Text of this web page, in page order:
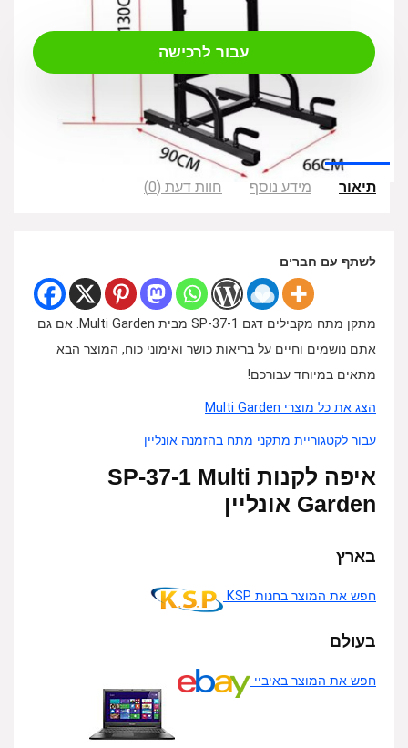
עבור לרכישה
תיאור מידע נוסף חוות דעת (0)
לשתף עם חברים
מתקן מתח מקבילים דגם SP-37-1 מבית Multi Garden. אם גם
אתם נושמים וחיים על בריאות כושר ואימוני כוח, המוצר הבא
מתאים במיוחד עבורכם!
הצג את כל מוצרי Multi Garden
עבור לקטגוריית מתקני מתח בהזמנה אונליין
איפה לקנות SP-37-1 Multi
Garden אונליין
בארץ
חפש את המוצר בחנות KSP
בעולם
חפש את המוצר באיביי